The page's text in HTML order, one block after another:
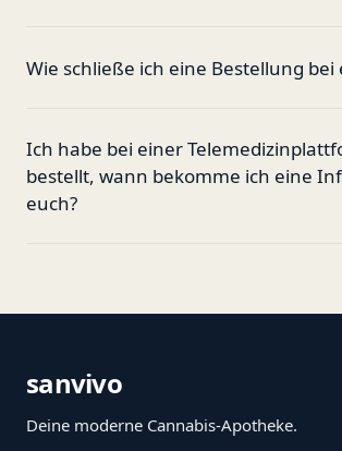
Wie schließe ich eine Bestellung bei
Ich habe bei einer
bestellt, wann bekomme ich eine
euch?
sanvivo
Deine moderne Cannabis-Apotheke.